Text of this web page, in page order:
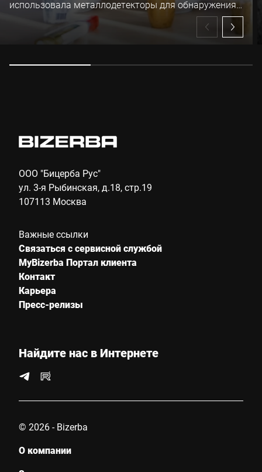
использовала металлодетекторы для обнаружения
металлических включений, а теперь улучшила свои
протоколы безопасности, интегрировав систему
рентгеновского контроля в свою новую
ООО "Бицерба Рус"
ул. 3-я Рыбинская, д.18, стр.19
107113 Москва
Важные ссылки
Связаться с сервисной службой
MyBizerba Портал клиента
Контакт
Карьера
Пресс-релизы
Найдите нас в Интернете
© 2026 - Bizerba
О компании